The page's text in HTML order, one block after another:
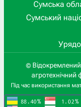
Сумська
Сумський
© Відокремлений
Під час використання